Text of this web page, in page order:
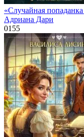
«Случайная
Адриана Дари
0155